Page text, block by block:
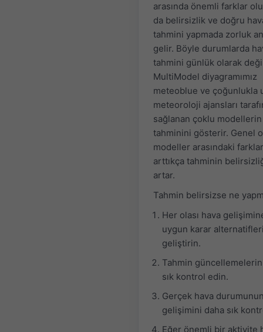
arasında önemli farklar
da belirsizlik ve doğru
tahmini yapmada zorluk
gelir. Böyle durumlarda
tahmini günlük olarak
MultiModel diyagramımız
meteoblue ve çoğunlukla
meteoroloji ajansları
sağlanan çoklu
tahminini gösterir. Genel
modeller arasındaki farklar
arttıkça tahminin
artar.
Tahmin belirsizse ne
Her olası hava
uygun karar
geliştirin.
Tahmin
sık kontrol edin.
Gerçek hava
gelişimini daha sık
Eğer önemli bir aktivite